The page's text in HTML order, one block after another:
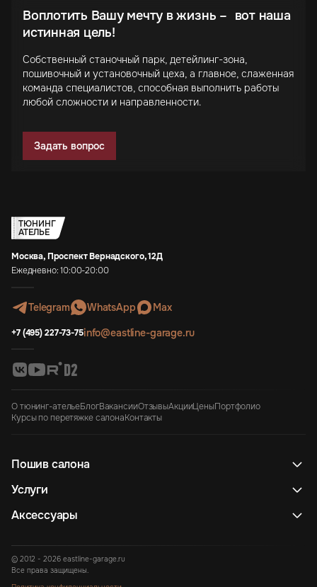
Воплотить Вашу мечту в жизнь – вот наша
истинная цель!
Собственный станочный парк, детейлинг-зона,
пошивочный и установочный цеха, а главное, слаженная
команда специалистов, способная выполнить работы
любой сложности и направленности.
Задать вопрос
ТЮНИНГ
АТЕЛЬЕ
Москва, Проспект Вернадского, 12Д
Ежедневно: 10:00-20:00
Telegram WhatsApp Max
+7 (495) 227-73-75info@eastline-garage.ru
О тюнинг-ательеБлогВакансииОтзывыАкцииЦеныПортфолио
Курсы по перетяжке салонаКонтакты
Пошив салона
Услуги
Аксессуары
© 2012 - 2026 eastline-garage.ru
Все права защищены.